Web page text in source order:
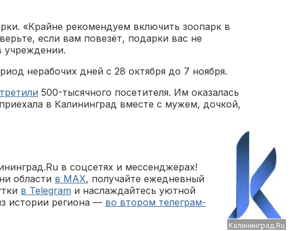
«Крайне рекомендуем включить зоопарк в
если вам повезёт, подарки вас не
учреждении.
нерабочих дней с 28 октября до 7 ноября.
500-тысячного посетителя. Им оказалась
в Калининград вместе с мужем, дочкой,
Калининград.Ru
в соцсетях и мессенджерах!
области в MAX, получайте ежедневный
в Telegram и наслаждайтесь уютной
истории региона — во втором телеграм-